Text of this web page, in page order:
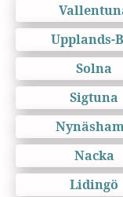
Upplands-
Solna
Sigtuna
Nacka
Lidingö